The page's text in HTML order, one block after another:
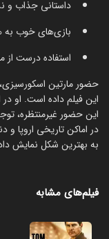
داستانی جذاب و
بازی‌های خوب به
استفاده درست از
حضور مارتین اسکورسیزی،
این فیلم داده است. او در
این حضور غیرمنتظره،
در اماکن تاریخی اروپا
به بهترین شکل نمایش
فیلم‌های مشابه